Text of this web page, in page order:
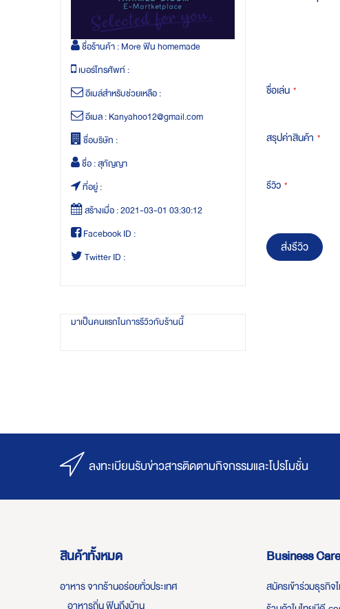
ชื่อร้านค้า :More ฟิน homemade
เบอร์โทรศัพท์ :
อีเมล์สำหรับช่วยเหลือ :
อีเมล :Kanyahoo12@gmail.com
ชื่อบริษัท :
ชื่อ :สุกัญญา
ที่อยู่ :
สร้างเมื่อ :2021-03-01 03:30:12
Facebook ID :
Twitter ID :
มาเป็นคนแรกในการรีวิวกับร้านนี้
ชื่อเล่น
สรุปค่าสินค้า
รีวิว
ส่งรีวิว
ลงทะเบียนรับข่าวสารติดตามกิจกรรมและโปรโมชั่น
สินค้าทั้งหมด
อาหาร จากร้านอร่อยทั่วประเทศ
อาหารถิ่น ฟินถึงบ้าน
Business
สมัครเข้าร่วมธุรกิ